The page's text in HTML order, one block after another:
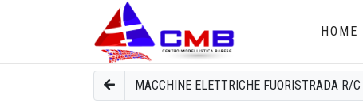
HOME
MACCHINE ELETTRICHE FUORISTRADA R/C